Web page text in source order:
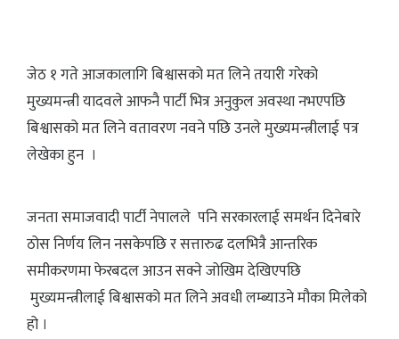
जेठ १ गते आजकालागि बिश्वासको मत लिने तयारी गरेको
मुख्यमन्त्री यादवले आफनै पार्टी भित्र अनुकुल अवस्था नभएपछि
बिश्वासको मत लिने वतावरण नवने पछि उनले मुख्यमन्त्रीलाई पत्र
लेखेका हुन ।
जनता समाजवादी पार्टी नेपालले पनि सरकारलाई समर्थन दिनेबारे
ठोस निर्णय लिन नसकेपछि र सत्तारुढ दलभित्रै आन्तरिक
समीकरणमा फेरबदल आउन सक्ने जोखिम देखिएपछि
मुख्यमन्त्रीलाई बिश्वासको मत लिने अवधी लम्ब्याउने मौका मिलेको
हो ।